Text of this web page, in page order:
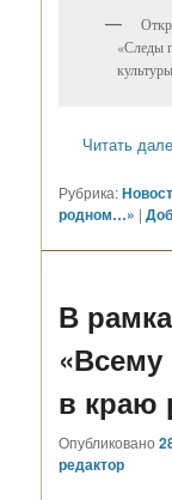
«Следы
Читать
Рубрика:
родном…» |
В
«Всему
в краю
Опубликовано
редактор